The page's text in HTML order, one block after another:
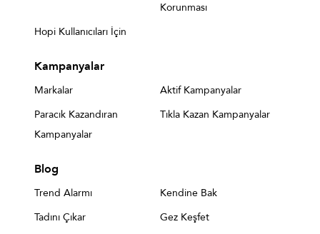
Korunması
Hopi Kullanıcıları İçin
Kampanyalar
Markalar
Aktif Kampanyalar
Paracık Kazandıran
Kampanyalar
Tıkla Kazan Kampanyalar
Blog
Trend Alarmı
Kendine Bak
Tadını Çıkar
Gez Keşfet